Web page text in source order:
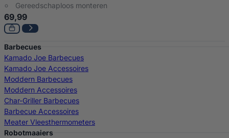
Gereedschaploos monteren
69,99
Barbecues
Kamado Joe Barbecues
Kamado Joe Accessoires
Moddern Barbecues
Moddern Accessoires
Char-Griller Barbecues
Barbecue Accessoires
Meater Vleesthermometers
Robotmaaiers